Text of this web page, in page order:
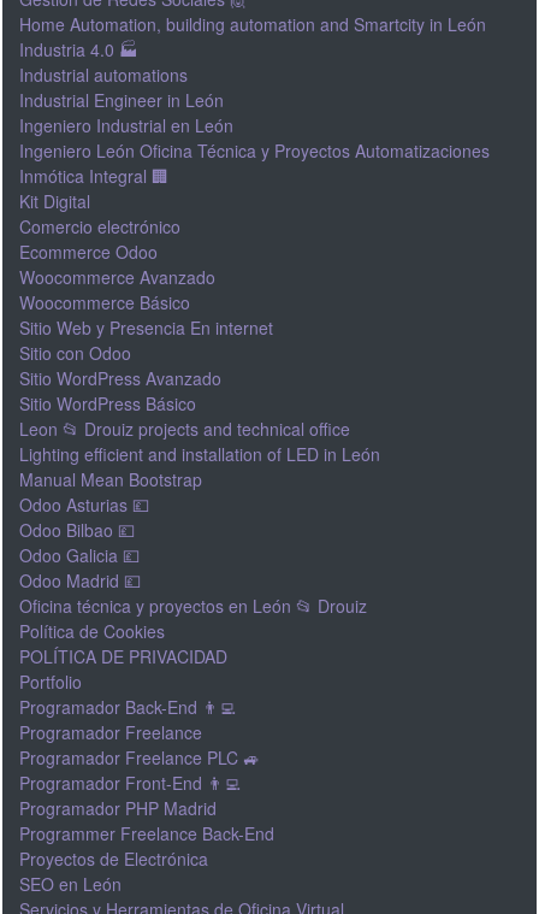
Home Automation, building automation and Smartcity in León
Industria 4.0 🏭
Industrial automations
Industrial Engineer in León
Ingeniero Industrial en León
Ingeniero León Oficina Técnica y Proyectos Automatizaciones
Inmótica Integral 🏢
Kit Digital
Comercio electrónico
Ecommerce Odoo
Woocommerce Avanzado
Woocommerce Básico
Sitio Web y Presencia En internet
Sitio con Odoo
Sitio WordPress Avanzado
Sitio WordPress Básico
Leon 📂 Drouiz projects and technical office
Lighting efficient and installation of LED in León
Manual Mean Bootstrap
Odoo Asturias 💷
Odoo Bilbao 💷
Odoo Galicia 💷
Odoo Madrid 💷
Oficina técnica y proyectos en León 📂 Drouiz
Política de Cookies
POLÍTICA DE PRIVACIDAD
Portfolio
Programador Back-End 👨‍💻
Programador Freelance
Programador Freelance PLC 🚙
Programador Front-End 👨‍💻
Programador PHP Madrid
Programmer Freelance Back-End
Proyectos de Electrónica
SEO en León